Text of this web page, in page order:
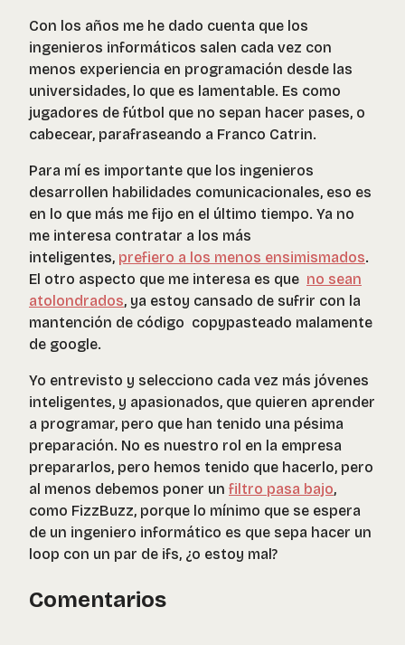
Con los años me he dado cuenta que los
ingenieros informáticos salen cada vez con
menos experiencia en programación desde las
universidades, lo que es lamentable. Es como
jugadores de fútbol que no sepan hacer pases, o
cabecear, parafraseando a Franco Catrin.
Para mí es importante que los ingenieros
desarrollen habilidades comunicacionales, eso es
en lo que más me fijo en el último tiempo. Ya no
me interesa contratar a los más
inteligentes, prefiero a los menos ensimismados.
El otro aspecto que me interesa es que no sean
atolondrados, ya estoy cansado de sufrir con la
mantención de código copypasteado malamente
de google.
Yo entrevisto y selecciono cada vez más jóvenes
inteligentes, y apasionados, que quieren aprender
a programar, pero que han tenido una pésima
preparación. No es nuestro rol en la empresa
prepararlos, pero hemos tenido que hacerlo, pero
al menos debemos poner un filtro pasa bajo,
como FizzBuzz, porque lo mínimo que se espera
de un ingeniero informático es que sepa hacer un
loop con un par de ifs, ¿o estoy mal?
Comentarios